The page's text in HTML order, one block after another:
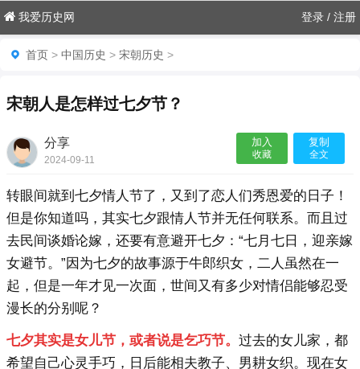
我爱历史网 登录 / 注册
首页 > 中国历史 > 宋朝历史 >
宋朝人是怎样过七夕节？
分享
2024-09-11
加入
收藏
复制
全文
转眼间就到七夕情人节了，又到了恋人们秀恩爱的日子！
但是你知道吗，其实七夕跟情人节并无任何联系。而且过
去民间谈婚论嫁，还要有意避开七夕：“七月七日，迎亲嫁
女避节。”因为七夕的故事源于牛郎织女，二人虽然在一
起，但是一年才见一次面，世间又有多少对情侣能够忍受
漫长的分别呢？
七夕其实是女儿节，或者说是乞巧节。 过去的女儿家，都
希望自己心灵手巧，日后能相夫教子、男耕女织。现在女